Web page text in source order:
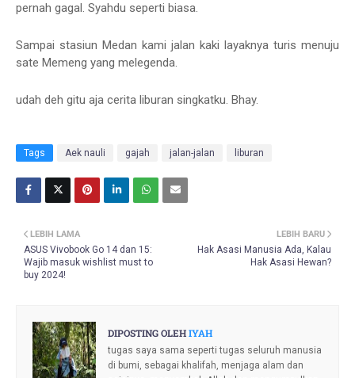
pernah gagal. Syahdu seperti biasa.
Sampai stasiun Medan kami jalan kaki layaknya turis menuju
sate Memeng yang melegenda.
udah deh gitu aja cerita liburan singkatku. Bhay.
Tags Aek nauli gajah jalan-jalan liburan
LEBIH BARU
Hak Asasi Manusia Ada, Kalau
Hak Asasi Hewan?
LEBIH LAMA
ASUS Vivobook Go 14 dan 15:
Wajib masuk wishlist must to
buy 2024!
DIPOSTING OLEHIYAH
tugas saya sama seperti tugas seluruh manusia
di bumi, sebagai khalifah, menjaga alam dan